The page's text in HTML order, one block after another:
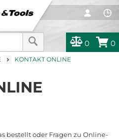
0 0
KONTAKT ONLINE
bestellt oder Fragen zu Online-